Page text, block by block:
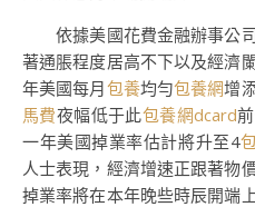
依據美國花費金融辦事公司
著通脹程度居高不下以及經濟
年美國每月包養均勻包養網增
馬費夜幅低于此包養網dcard
一年美國掉業率估計將升至4
人士表現，經濟增速正跟著物
掉業率將在本年晚些時辰開端